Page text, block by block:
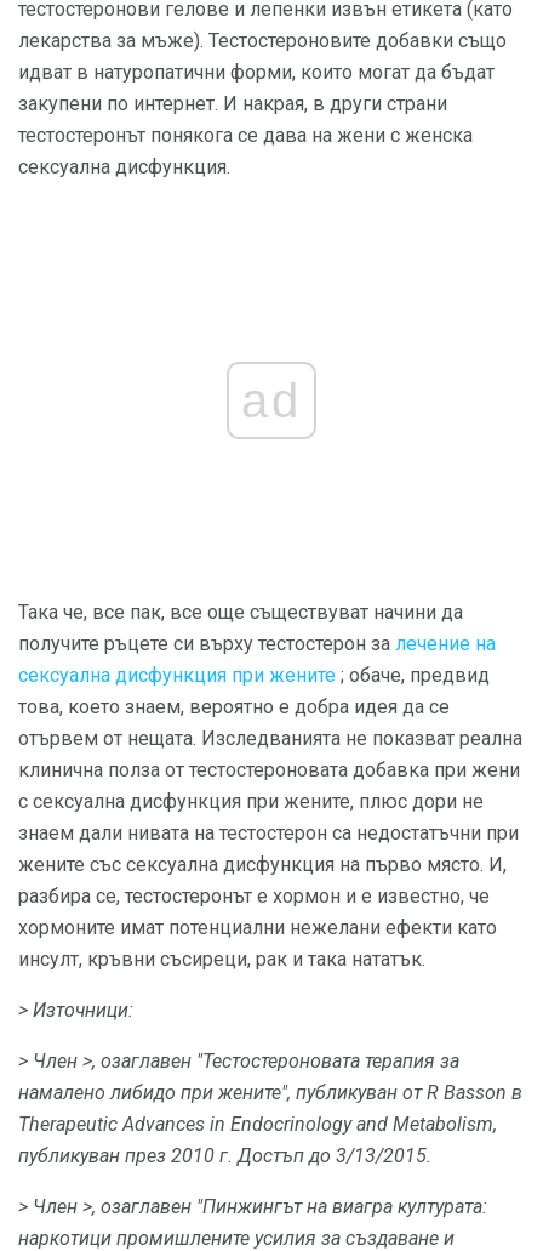
тестостеронови гелове и лепенки извън етикета (като
лекарства за мъже). Тестостероновите добавки също
идват в натуропатични форми, които могат да бъдат
закупени по интернет. И накрая, в други страни
тестостеронът понякога се дава на жени с женска
сексуална дисфункция.
ad
Така че, все пак, все още съществуват начини да
получите ръцете си върху тестостерон за лечение на
сексуална дисфункция при жените ; обаче, предвид
това, което знаем, вероятно е добра идея да се
отървем от нещата. Изследванията не показват реална
клинична полза от тестостероновата добавка при жени
с сексуална дисфункция при жените, плюс дори не
знаем дали нивата на тестостерон са недостатъчни при
жените със сексуална дисфункция на първо място. И,
разбира се, тестостеронът е хормон и е известно, че
хормоните имат потенциални нежелани ефекти като
инсулт, кръвни съсиреци, рак и така нататък.
> Източници:
> Член >, озаглавен "Тестостероновата терапия за
намалено либидо при жените", публикуван от R Basson в
Therapeutic Advances in Endocrinology and Metabolism,
публикуван през 2010 г. Достъп до 3/13/2015.
> Член >, озаглавен "Пинжингът на виагра културата:
наркотици промишлените усилия за създаване и